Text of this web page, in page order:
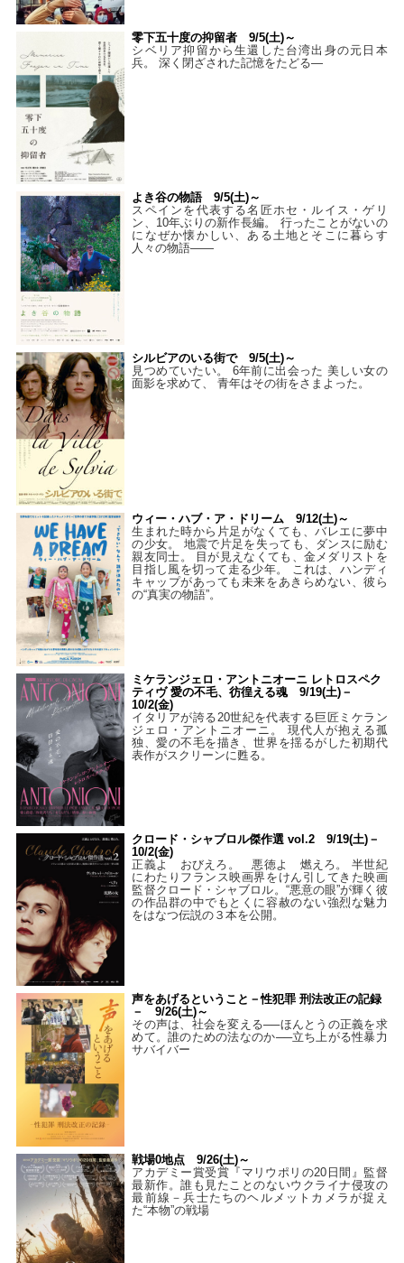
零下五十度の抑留者 9/5(土)～
シベリア抑留から生還した台湾出身の元日本
兵。 深く閉ざされた記憶をたどる—
よき谷の物語 9/5(土)～
スペインを代表する名匠ホセ・ルイス・ゲリ
ン、10年ぶりの新作長編。 行ったことがないの
になぜか懐かしい、ある土地とそこに暮らす
人々の物語――
シルビアのいる街で 9/5(土)～
見つめていたい。 6年前に出会った 美しい女の
面影を求めて、 青年はその街をさまよった。
ウィー・ハブ・ア・ドリーム 9/12(土)～
生まれた時から片足がなくても、バレエに夢中
の少女。 地震で片足を失っても、ダンスに励む
親友同士。 目が見えなくても、金メダリストを
目指し風を切って走る少年。 これは、ハンディ
キャップがあっても未来をあきらめない、彼ら
の“真実の物語”。
ミケランジェロ・アントニオーニ レトロスペク
ティヴ 愛の不毛、彷徨える魂 9/19(土)－
10/2(金)
イタリアが誇る20世紀を代表する巨匠ミケラン
ジェロ・アントニオーニ。 現代人が抱える孤
独、愛の不毛を描き、世界を揺るがした初期代
表作がスクリーンに甦る。
クロード・シャブロル傑作選 vol.2 9/19(土)－
10/2(金)
正義よ おびえろ。 悪徳よ 燃えろ。 半世紀
にわたりフランス映画界をけん引してきた映画
監督クロード・シャブロル。“悪意の眼”が輝く彼
の作品群の中でもとくに容赦のない強烈な魅力
をはなつ伝説の３本を公開。
声をあげるということ－性犯罪 刑法改正の記録
－ 9/26(土)～
その声は、社会を変える──ほんとうの正義を求
めて。誰のための法なのか──立ち上がる性暴力
サバイバー
戦場0地点 9/26(土)～
アカデミー賞受賞『マリウポリの20日間』監督
最新作。誰も見たことのないウクライナ侵攻の
最前線－兵士たちのヘルメットカメラが捉え
た“本物”の戦場